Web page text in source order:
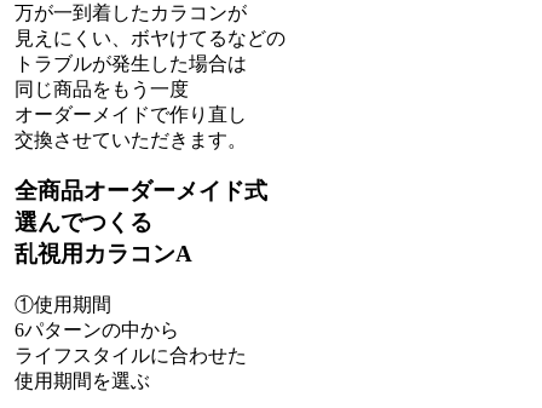
万が一到着したカラコンが
見えにくい、ボヤけてるなどの
トラブルが発生した場合は
同じ商品をもう一度
オーダーメイドで作り直し
交換させていただきます。
全商品オーダーメイド式
選んでつくる
乱視用カラコンA
①使用期間
6パターンの中から
ライフスタイルに合わせた
使用期間を選ぶ